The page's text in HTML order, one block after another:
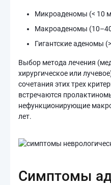
Микроаденомы (< 10
Макроаденомы
Гигантские аденомы
Выбор метода лечения
хирургическое или
сочетания этих трех
встречаются
нефункционирующие
лет.
Симптомы